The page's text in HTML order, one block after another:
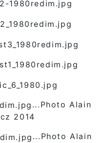
...Photo Alain
2014
...Photo Alain